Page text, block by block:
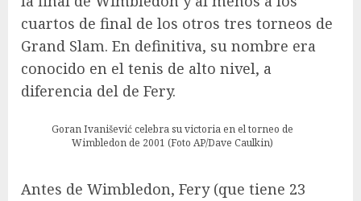
cuartos de final de los otros tres torneos de
Grand Slam. En definitiva, su nombre era
conocido en el tenis de alto nivel, a
diferencia del de Fery.
Goran Ivanišević celebra su victoria en el torneo de
Wimbledon de 2001 (Foto AP/Dave Caulkin)
Antes de Wimbledon, Fery (que tiene 23